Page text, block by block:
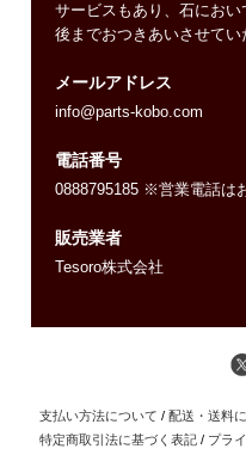
サービスもあり、石にお
後までおつきあいさせてい
メールアドレス
info@parts-kobo.com
電話番号
0888795185 ※営業電話は
販売業者
Tesoro株式会社
支払い方法について / 配送・送料
特定商取引法に基づく表記 / プラ